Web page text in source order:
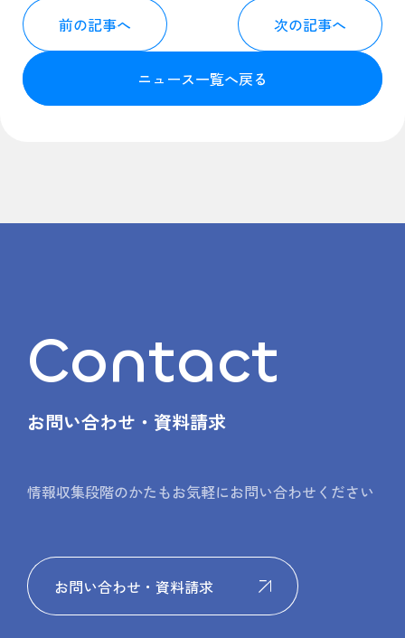
前の記事へ 次の記事へ
ニュース一覧へ戻る
Contact
お問い合わせ・資料請求
情報収集段階のかたもお気軽にお問い合わせください
お問い合わせ・資料請求